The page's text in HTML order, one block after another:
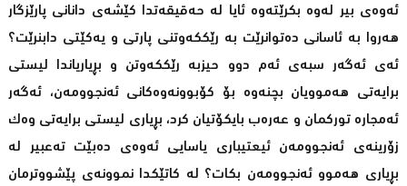
ئەوەی بیر لەوە بكرێتەوە ئایا لە حەقیقەتدا كێشەی دانانی پارێزگار
هەروا بە ئاسانی دەتوانرێت بە رێككەوتنی پارتی و یەكێتی دابنرێت؟
ئەی ئەگەر سبەی ئەم دوو حیزبە رێككەوتن و بڕیاریاندا لیستی
برایەتی هەموویان بچنەوە بۆ كۆبوونەوەكانی ئەنجوومەن، ئەگەر
ئەمجارە توركمان و عەرەب بایكۆتیان كرد، بڕیاری لیستی برایەتی وەك
زۆرینەی ئەنجوومەن ئیعتیباری یاسایی ئەوەی دەبێت تەعبیر لە
بڕیاری هەموو ئەنجوومەن بكات؟ لە كاتێكدا نموونەی پێشووترمان